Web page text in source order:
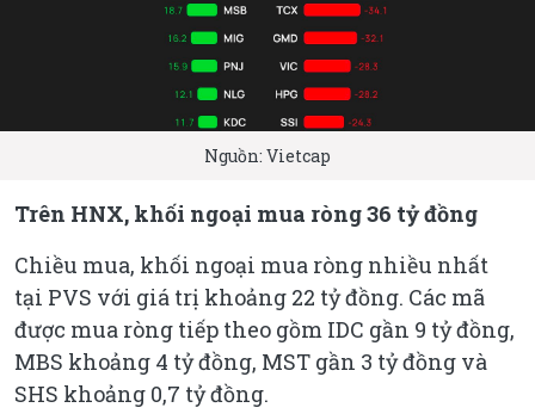
Nguồn: Vietcap
Trên HNX, khối ngoại mua ròng 36 tỷ đồng
Chiều mua, khối ngoại mua ròng nhiều nhất
tại PVS với giá trị khoảng 22 tỷ đồng. Các mã
được mua ròng tiếp theo gồm IDC gần 9 tỷ đồng,
MBS khoảng 4 tỷ đồng, MST gần 3 tỷ đồng và
SHS khoảng 0,7 tỷ đồng.